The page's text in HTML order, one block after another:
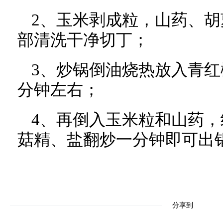
2、玉米剥成粒，山药、
部清洗干净切丁；
3、炒锅倒油烧热放入青
分钟左右；
4、再倒入玉米粒和山药
菇精、盐翻炒一分钟即可出
分享到